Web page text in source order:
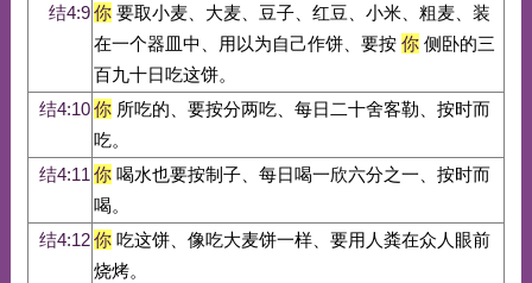
结4:9你要取小麦、大麦、豆子、红豆、小米、粗麦、装
在一个器皿中、用以为自己作饼、要按 你侧卧的三
百九十日吃这饼。
结4:10你所吃的、要按分两吃、每日二十舍客勒、按时而
吃。
结4:11 你喝水也要按制子、每日喝一欣六分之一、按时而
喝。
结4:12你吃这饼、像吃大麦饼一样、要用人粪在众人眼前
烧烤。